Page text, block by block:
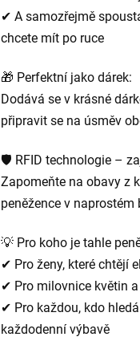
✔ A samozřejmě
chcete mít po ruce
🎁 Perfektní jako dárek:
Dodává se v krásné
připravit se na úsměv
🛡️ RFID technologie –
Zapomeňte na obavy z
peněžence v naprostém
💡 Pro koho je tahle
✔ Pro ženy, které chtějí
✔ Pro milovnice květin
✔ Pro každou, kdo
každodenní výbavě